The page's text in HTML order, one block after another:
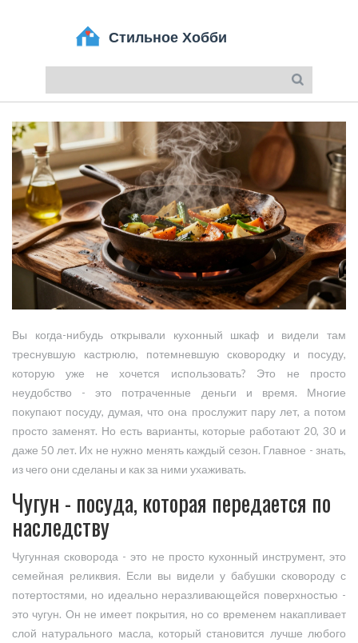
Вы когда-нибудь открывали кухонный шкаф и видели там
треснувшую кастрюлю, потемневшую сковородку и посуду,
которую уже не хочется использовать? Это не просто
неудобство - это потраченные деньги и время. Многие
покупают посуду, думая, что она прослужит пару лет, а потом
просто заменят. Но есть варианты, которые работают 20, 30 и
даже 50 лет. Их не нужно менять каждый сезон. Главное - знать,
из чего они сделаны и как за ними ухаживать.
Чугун - посуда, которая передается по
наследству
Чугунная сковорода - это не просто кухонный инструмент, это
семейная реликвия. Если вы видели у бабушки сковороду с
потертостями, но идеально неразливающейся поверхностью -
это чугун. Он не имеет покрытия, но со временем накапливает
слой натурального масла, который становится лучше любого